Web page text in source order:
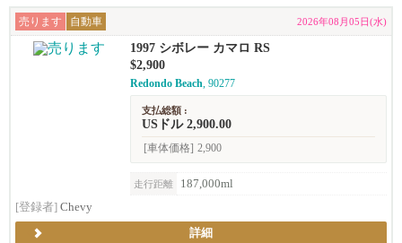
売ります 自動車 2026年08月05日(水)
1997 シボレー カマロ RS
$2,900
Redondo Beach, 90277
支払総額 :
USドル 2,900.00
[車体価格] 2,900
走行距離
187,000ml
[登録者] Chevy
詳細